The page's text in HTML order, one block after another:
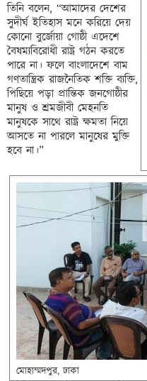
তিনি বলেন, “আমাদের দেশের
সুদীর্ঘ ইতিহাস মনে করিয়ে দেয়
কোনো বুর্জোয়া গোষ্ঠী এদেশে
বৈষম্যবিরোধী রাষ্ট্র গঠন করতে
পারে না। ফলে বাংলাদেশে বাম
গণতান্ত্রিক রাজনৈতিক শক্তি ব্যক্তি,
পিছিয়ে পড়া প্রান্তিক জনগোষ্ঠীর
মানুষ ও শ্রমজীবী মেহনতি
মানুষকে সাথে রাষ্ট্র ক্ষমতা নিয়ে
আসতে
মোহাম্মদপুর, ঢাকা
না পারলে মানুষের মুক্তি
হবে না।”